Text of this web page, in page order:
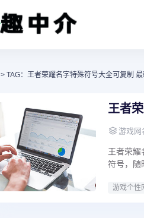
> TAG：王者荣耀名字特殊符号大全可复制
王者
游戏网
王者荣耀
符号，随
游戏个性